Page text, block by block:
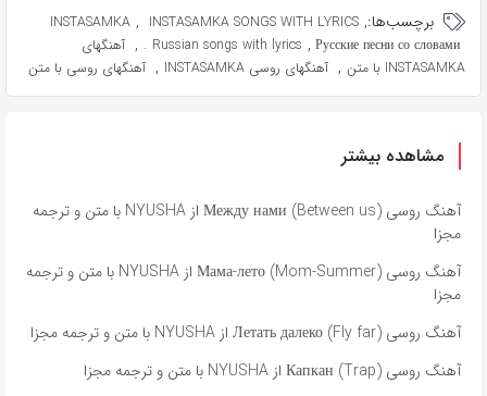
برچسب‌ها: INSTASAMKA , INSTASAMKA SONGS WITH LYRICS ,
Russian songs with lyrics , Русские песни со словами.
, آهنگهای
INSTASAMKA با متن
, آهنگهای روسی INSTASAMKA , آهنگهای روسی با متن
مشاهده بیشتر
آهنگ روسی Между нами (Between us) از NYUSHA با متن و ترجمه
مجزا
آهنگ روسی Мама-лето (Mom-Summer) از NYUSHA با متن و ترجمه
مجزا
آهنگ روسی Летать далеко (Fly far) از NYUSHA با متن و ترجمه مجزا
آهنگ روسی Капкан (Trap) از NYUSHA با متن و ترجمه مجزا